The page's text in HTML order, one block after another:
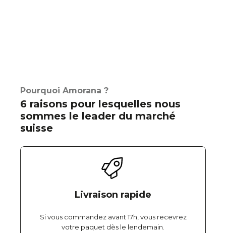
Pourquoi Amorana ?
6 raisons pour lesquelles nous
sommes le leader du marché
suisse
Livraison rapide
Si vous commandez avant 17h, vous recevrez
votre paquet dès le lendemain.